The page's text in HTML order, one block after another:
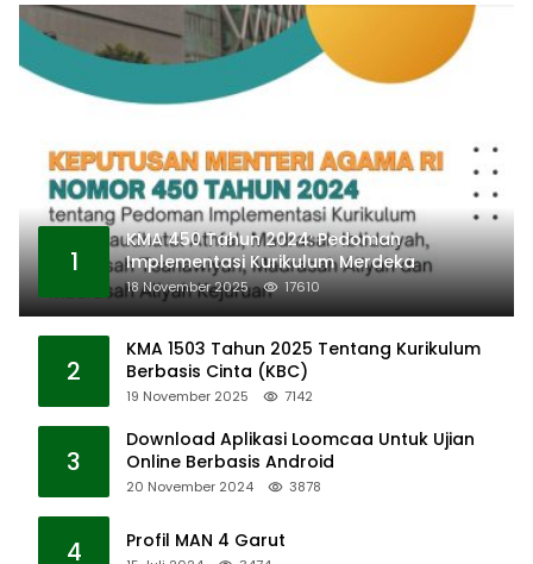
1
KMA 450 Tahun 2024: Pedoman
Implementasi Kurikulum Merdeka
18 November 2025 17610
2
KMA 1503 Tahun 2025 Tentang Kurikulum
Berbasis Cinta (KBC)
19 November 2025 7142
3
Download Aplikasi Loomcaa Untuk Ujian
Online Berbasis Android
20 November 2024 3878
4 Profil MAN 4 Garut